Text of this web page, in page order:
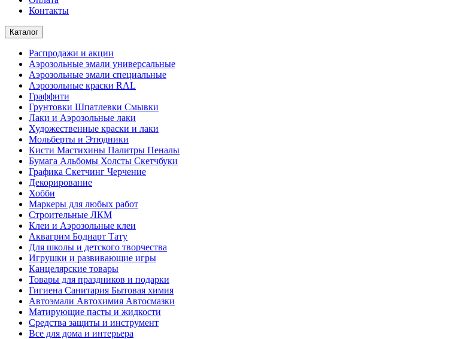
Контакты
Каталог
Распродажи и акции
Аэрозольные эмали универсальные
Аэрозольные эмали специальные
Аэрозольные краски RAL
Граффити
Грунтовки Шпатлевки Смывки
Лаки и Аэрозольные лаки
Художественные краски и лаки
Мольберты и Этюдники
Кисти Мастихины Палитры Пеналы
Бумага Альбомы Холсты Скетчбуки
Графика Скетчинг Черчение
Декорирование
Хобби
Маркеры для любых работ
Строительные ЛКМ
Клеи и Аэрозольные клеи
Аквагрим Бодиарт Тату
Для школы и детского творчества
Игрушки и развивающие игры
Канцелярские товары
Товары для праздников и подарки
Гигиена Санитария Бытовая химия
Автоэмали Автохимия Автосмазки
Матирующие пасты и жидкости
Средства защиты и инструмент
Все для дома и интерьера